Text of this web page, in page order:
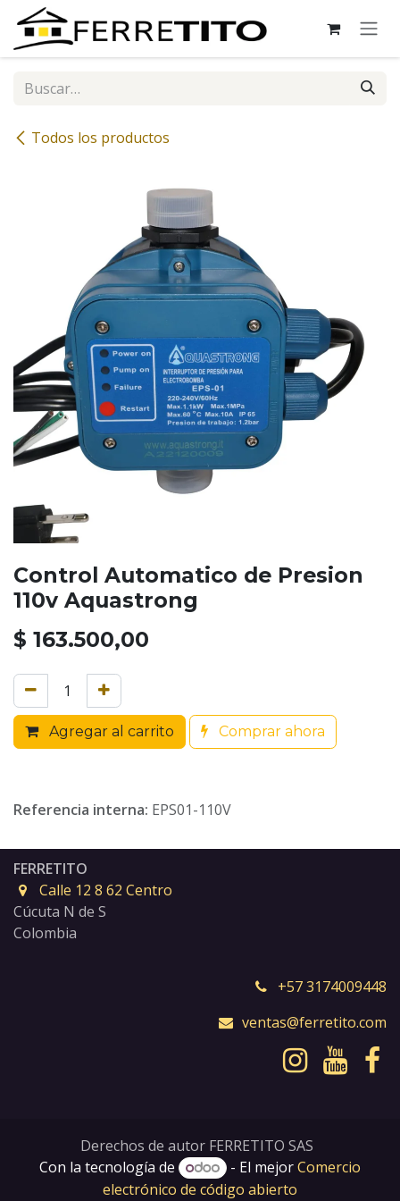
Ir al contenido
Todos los productos
Control Automatico de Presion
110v Aquastrong
$ 163.500,00
Agregar al carrito Comprar ahora
Referencia interna: EPS01-110V
FERRETITO
Calle 12 8 62 Centro
Cúcuta N de S
Colombia
+57 3174009448
ventas@ferretito.com
Derechos de autor FERRETITO SAS
Con la tecnología de
- El mejorComercio
electrónico de código abierto